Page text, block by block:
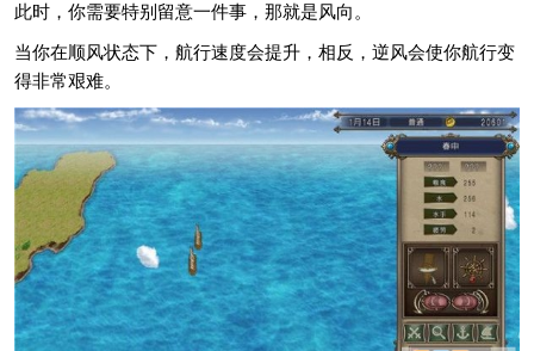
此时，你需要特别留意一件事，那就是风向。
当你在顺风状态下，航行速度会提升，相反，逆风会使你航行变
得非常艰难。